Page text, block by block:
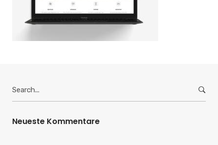
Neueste Kommentare